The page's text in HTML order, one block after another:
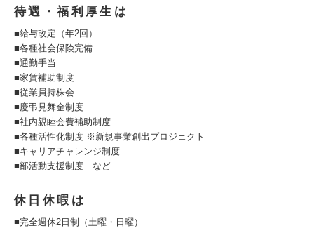
待遇・福利厚生は
■給与改定（年2回）
■各種社会保険完備
■通勤手当
■家賃補助制度
■従業員持株会
■慶弔見舞金制度
■社内親睦会費補助制度
■各種活性化制度 ※新規事業創出プロジェクト
■キャリアチャレンジ制度
■部活動支援制度 など
休日休暇は
■完全週休2日制（土曜・日曜）